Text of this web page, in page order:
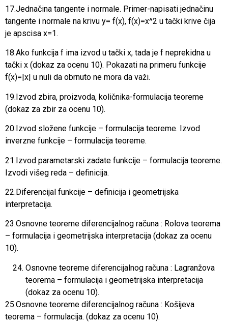
17.Jednačina tangente i normale. Primer-napisati jednačinu
tangente i normale na krivu y= f(x), f(x)=x^2 u tački krive čija
je apscisa x=1.
18.Ako funkcija f ima izvod u tački x, tada je f neprekidna u
tački x (dokaz za ocenu 10). Pokazati na primeru funkcije
f(x)=|x| u nuli da obrnuto ne mora da važi.
19.Izvod zbira, proizvoda, količnika-formulacija teoreme
(dokaz za zbir za ocenu 10).
20.Izvod složene funkcije – formulacija teoreme. Izvod
inverzne funkcije – formulacija teoreme.
21.Izvod parametarski zadate funkcije – formulacija teoreme.
Izvodi višeg reda – definicija.
22.Diferencijal funkcije – definicija i geometrijska
interpretacija.
23.Osnovne teoreme diferencijalnog računa : Rolova teorema
– formulacija i geometrijska interpretacija (dokaz za ocenu
10).
Osnovne teoreme diferencijalnog računa : Lagranžova
teorema – formulacija i geometrijska interpretacija
(dokaz za ocenu 10).
25.Osnovne teoreme diferencijalnog računa : Košijeva
teorema – formulacija. (dokaz za ocenu 10).